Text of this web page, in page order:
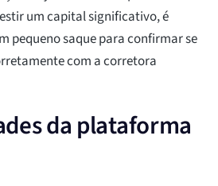
um capital significativo, é
pequeno saque para confirmar se
com a corretora
da plataforma